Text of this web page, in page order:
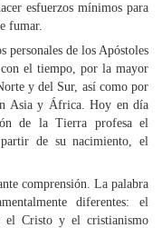
esfuerzos mínimos para
fumar.
personales de los Apóstoles
el tiempo, por la mayor
y del Sur, así como por
Asia y África. Hoy en día
de la Tierra profesa el
de su nacimiento, el
comprensión. La palabra
diferentes: el
el Cristo y el cristianismo